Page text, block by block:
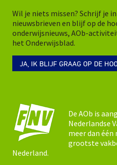
Wil je niets missen? Schrijf je
nieuwsbrieven en blijf op de
onderwijsnieuws, AOb-
het Onderwijsblad.
JA, IK BLIJF GRAAG OP DE
De AOb is
Nederlandse
meer dan één
grootste
Nederland.